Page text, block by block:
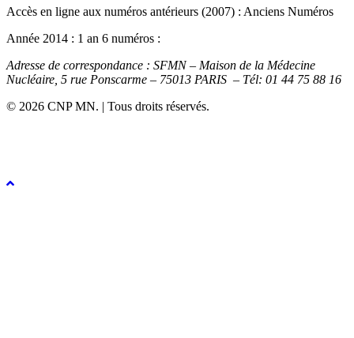
Accès en ligne aux numéros antérieurs (2007) : Anciens Numéros
Année 2014 : 1 an 6 numéros :
Adresse de correspondance : SFMN – Maison de la Médecine
Nucléaire, 5 rue Ponscarme – 75013 PARIS – Tél: 01 44 75 88 16
© 2026 CNP MN. | Tous droits réservés.